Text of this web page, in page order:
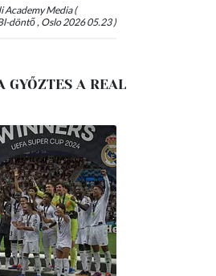
Academy Media (
döntő , Oslo 2026 05.23 )
GYŐZTES A REAL